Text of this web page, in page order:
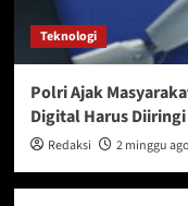
Teknologi
Polri Ajak
Digital Harus
Redaksi 2 minggu ago